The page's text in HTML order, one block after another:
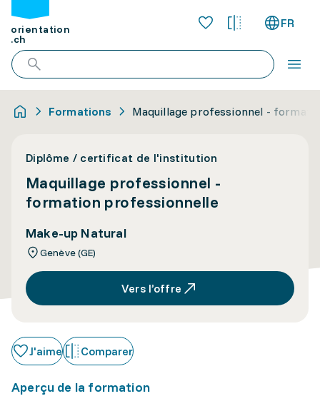
orientation
.ch
FR
Formations Maquillage professionnel -
Diplôme / certificat de l'institution
Maquillage professionnel -
formation professionnelle
Make-up Natural
Genève (GE)
Vers l’offre
J'aime Comparer
Aperçu de la formation